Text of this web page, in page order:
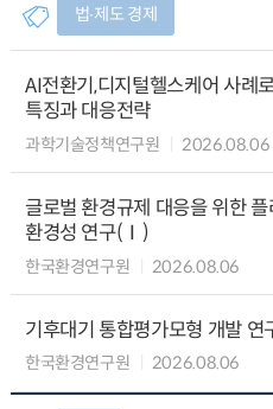
법∙제도 경제
AI전환기,디지털헬스케어 사례
특징과 대응전략
과학기술정책연구원 2026.08.06
글로벌 환경규제 대응을 위한 플
환경성 연구(Ⅰ)
한국환경연구원 2026.08.06
기후대기 통합평가모형 개발
한국환경연구원 2026.08.06